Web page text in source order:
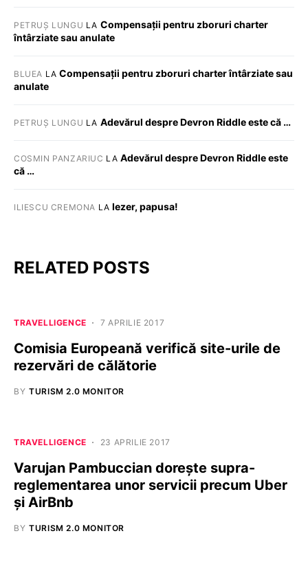
PETRUȘ LUNGU LA Compensații pentru zboruri charter
întârziate sau anulate
BLUEA LACompensații pentru zboruri charter întârziate sau
anulate
PETRUȘ LUNGU LA Adevărul despre Devron Riddle este că …
COSMIN PANZARIUC LA Adevărul despre Devron Riddle este
că …
ILIESCU CREMONA LA Iezer, papusa!
RELATED POSTS
TRAVELLIGENCE 7 APRILIE 2017
Comisia Europeană verifică site-urile de
rezervări de călătorie
BY TURISM 2.0 MONITOR
TRAVELLIGENCE 23 APRILIE 2017
Varujan Pambuccian dorește supra-
reglementarea unor servicii precum Uber
și AirBnb
BY TURISM 2.0 MONITOR